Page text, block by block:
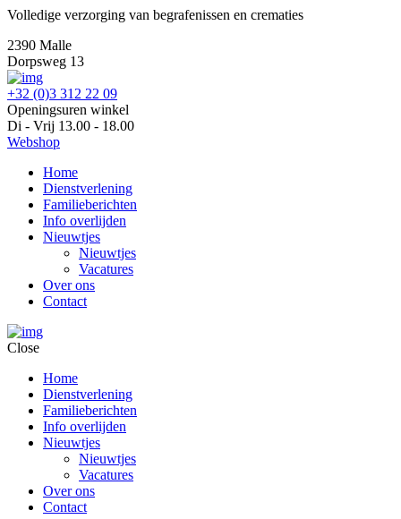
Volledige verzorging van begrafenissen en crematies
2390 Malle
Dorpsweg 13
+32 (0)3 312 22 09
Openingsuren winkel
Di - Vrij 13.00 - 18.00
Webshop
Home
Dienstverlening
Familieberichten
Info overlijden
Nieuwtjes
Nieuwtjes
Vacatures
Over ons
Contact
Close
Home
Dienstverlening
Familieberichten
Info overlijden
Nieuwtjes
Nieuwtjes
Vacatures
Over ons
Contact